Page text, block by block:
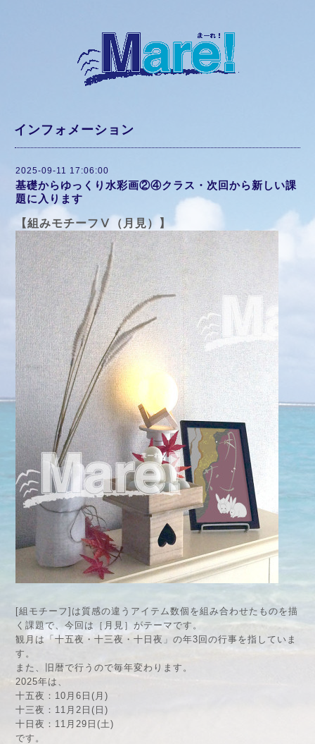
インフォメーション
2025-09-11 17:06:00
基礎からゆっくり水彩画②④クラス・次回から新しい課
題に入ります
【組みモチーフⅤ（月見）】
[組モチーフ]は質感の違うアイテム数個を組み合わせたものを描
く課題で、今回は［月見］がテーマです。
観月は「十五夜・十三夜・十日夜」の年3回の行事を指していま
す。
また、旧暦で行うので毎年変わります。
2025年は、
十五夜：10月6日(月)
十三夜：11月2日(日)
十日夜：11月29日(土)
です。